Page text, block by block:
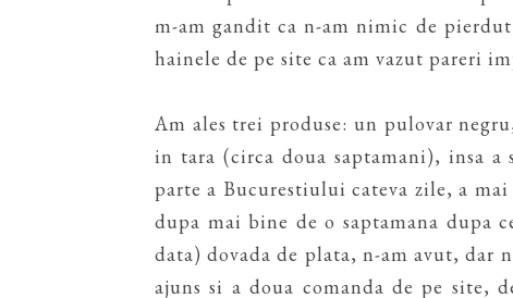
m-am gandit ca n-am nimic de
hainele de pe site ca am vazut pareri
Am ales trei produse: un pulovar
in tara (circa doua saptamani), insa
parte a Bucurestiului cateva zile, a
dupa mai bine de o saptamana
data) dovada de plata, n-am avut,
ajuns si a doua comanda de pe site,